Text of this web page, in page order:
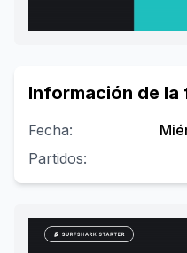
Información de la
Fecha:
Partidos: